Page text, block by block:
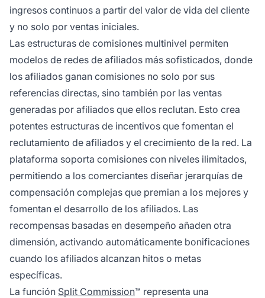
ingresos continuos a partir del valor de vida del cliente
y no solo por ventas iniciales.
Las estructuras de comisiones multinivel permiten
modelos de redes de afiliados más sofisticados, donde
los afiliados ganan comisiones no solo por sus
referencias directas, sino también por las ventas
generadas por afiliados que ellos reclutan. Esto crea
potentes estructuras de incentivos que fomentan el
reclutamiento de afiliados y el crecimiento de la red. La
plataforma soporta comisiones con niveles ilimitados,
permitiendo a los comerciantes diseñar jerarquías de
compensación complejas que premian a los mejores y
fomentan el desarrollo de los afiliados. Las
recompensas basadas en desempeño añaden otra
dimensión, activando automáticamente bonificaciones
cuando los afiliados alcanzan hitos o metas
específicas.
La función Split Commission™ representa una